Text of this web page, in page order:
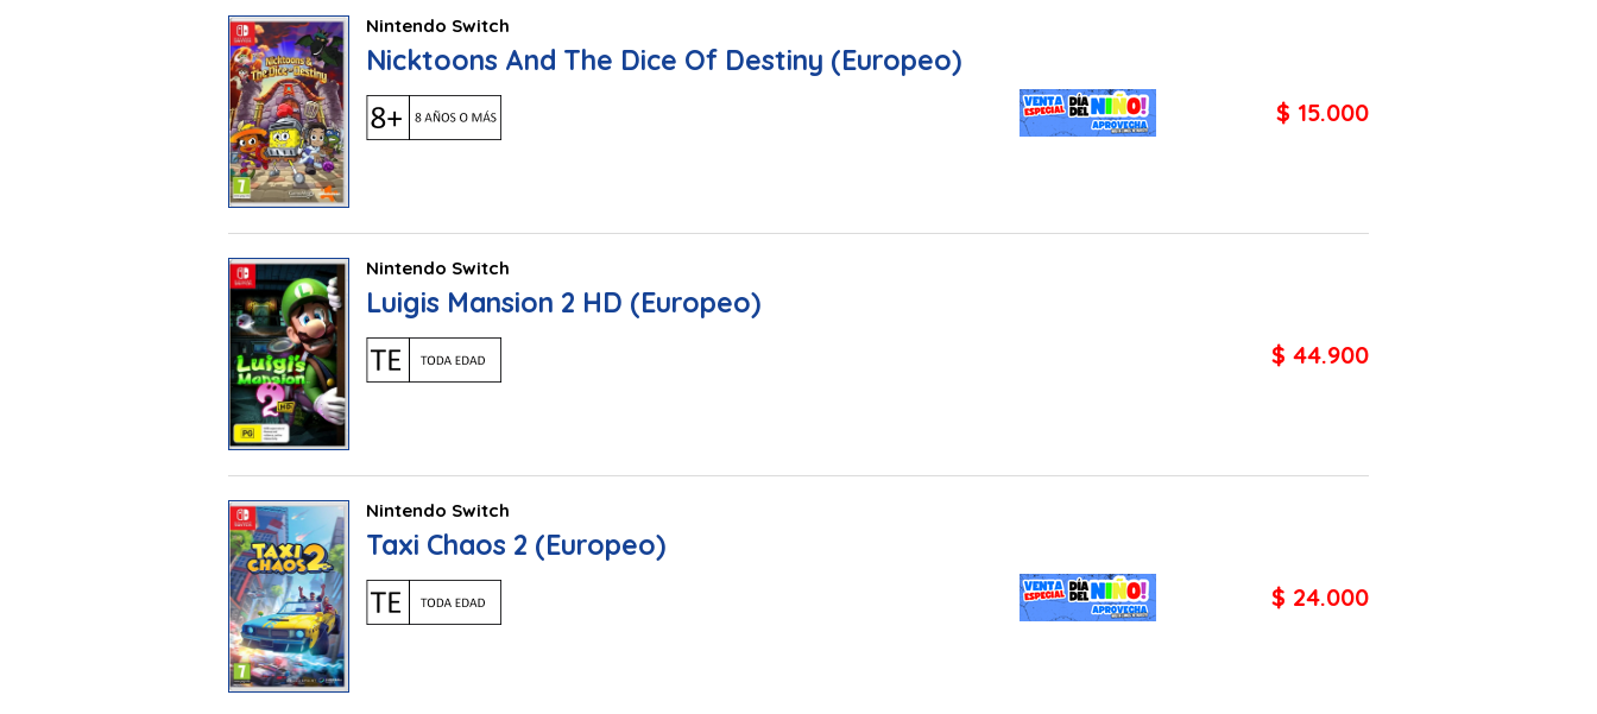
Nintendo Switch
Nicktoons And The Dice Of Destiny (Europeo)
$ 15.000
Nintendo Switch
Luigis Mansion 2 HD (Europeo)
$ 44.900
Nintendo Switch
Taxi Chaos 2 (Europeo)
$ 24.000